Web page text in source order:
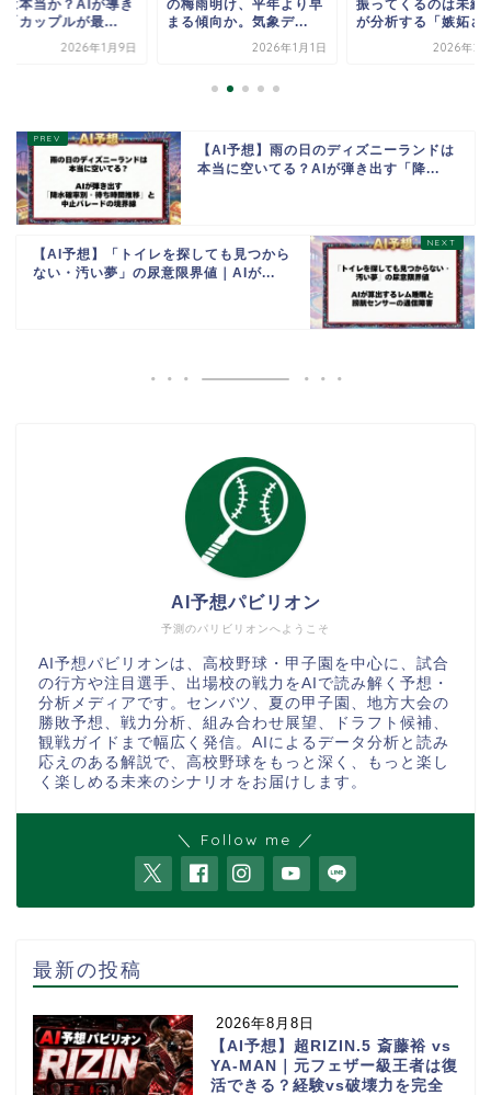
は本当か？AIが導き
「カップルが最...
2026年1月9日
の梅雨明け、平年より早
まる傾向か。気象デ...
2026年1月1日
振ってくるのは未練
が分析する「嫉妬さ
2026年2
【AI予想】雨の日のディズニーランドは
本当に空いてる？AIが弾き出す「降...
【AI予想】「トイレを探しても見つから
ない・汚い夢」の尿意限界値｜AIが...
予測のパリビリオンへようこそ
AI予想パビリオン
AI予想パビリオンは、高校野球・甲子園を中心に、試合
の行方や注目選手、出場校の戦力をAIで読み解く予想・
分析メディアです。センバツ、夏の甲子園、地方大会の
勝敗予想、戦力分析、組み合わせ展望、ドラフト候補、
観戦ガイドまで幅広く発信。AIによるデータ分析と読み
応えのある解説で、高校野球をもっと深く、もっと楽し
く楽しめる未来のシナリオをお届けします。
＼ Follow me ／
最新の投稿
2026年8月8日
【AI予想】超RIZIN.5 斎藤裕 vs
YA-MAN｜元フェザー級王者は復
活できる？経験vs破壊力を完全